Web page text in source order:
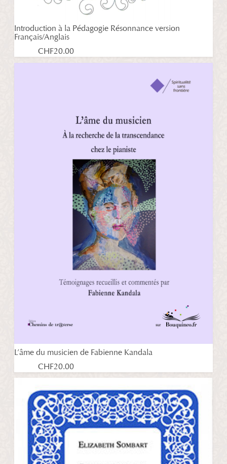
Introduction à la Pédagogie Résonnance version
Français/Anglais
CHF20.00
L’âme du musicien de Fabienne Kandala
CHF20.00